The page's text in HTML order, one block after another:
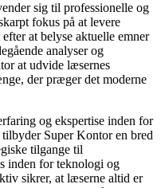
sig til professionelle og
fokus på at levere
at belyse aktuelle emner
analyser og
at udvide læsernes
der præger det moderne
og ekspertise inden for
Super Kontor en bred
tilgange til
inden for teknologi og
sikrer, at læserne altid er